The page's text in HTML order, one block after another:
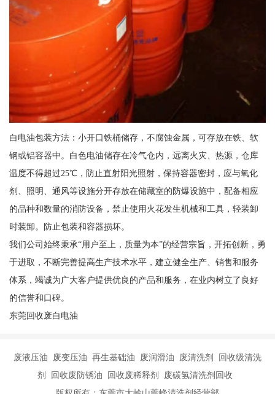
白电油包装方法：小开口铁桶储存，不腐蚀金属，可存放在铁、软
钢或铝容器中。白色电油储存在冷气仓内，远离火灾、热源，仓库
温度不得超过25℃，防止直射阳光照射，保持容器密封，应与氧化
剂、照明、通风等设施分开存放在储藏室的防爆设施中，配备相应
的品种和数量的消防设备，禁止使用火花发生机械和工具，轻装卸
时装卸。防止包装和容器损坏。
我们公司始终秉承“用户至上，质量为本”的经营宗旨，开拓创新，勇
于进取，不断完善提高生产技术水平，建立健全生产、销售和服务
体系，竭诚为广大客户提供优良的产品和服务，在业内树立了良好
的信誉和口碑。
东莞回收废白电油
废液压油 废变压油 再生基础油 废润滑油 废清洗剂 回收级清洗
剂 回收废防锈油 回收废稀释剂 废碳氢清洗剂回收